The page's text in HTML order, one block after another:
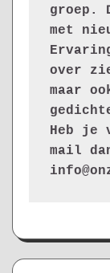
groep.
met
over
maar
Heb je
mail